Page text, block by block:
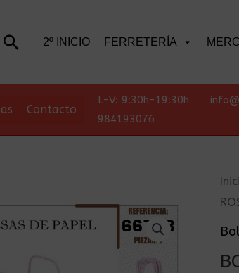
Buscar2º INICIO FERRETERÍA
Contacto
L-V: 9:30h-19:30h
984193076